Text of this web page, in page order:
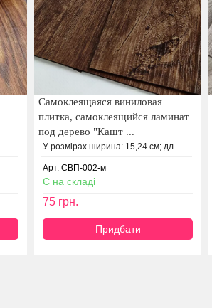
Самоклеящаяся виниловая
плитка, самоклеящийся ламинат
под дерево "Кашт ...
У розмірах ширина: 15,24 см; дл
Арт. СВП-002-м
Є на складі
75грн.
Придбати